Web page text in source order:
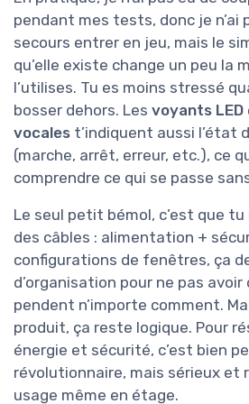
pendant mes tests, donc je n’ai
secours entrer en jeu, mais le
qu’elle existe change un peu la
l’utilises. Tu es moins stressé
bosser dehors. Les voyants LED
vocales t’indiquent aussi l’état
(marche, arrêt, erreur, etc.), ce
comprendre ce qui se passe
Le seul petit bémol, c’est que
des câbles : alimentation +
configurations de fenêtres, ça
d’organisation pour ne pas avoir
pendent n’importe comment.
produit, ça reste logique. Pour
énergie et sécurité, c’est bien
révolutionnaire, mais sérieux et
usage même en étage.